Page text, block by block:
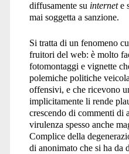
diffusamente su internete
mai soggetta a sanzione.
Si tratta di un fenomeno
fruitori del web: è molto
fotomontaggi e vignette
polemiche politiche
offensivi, e che ricevono
implicitamente li rende
crescendo di commenti di
virulenza spesso anche
Complice della
di anonimato che si ha da